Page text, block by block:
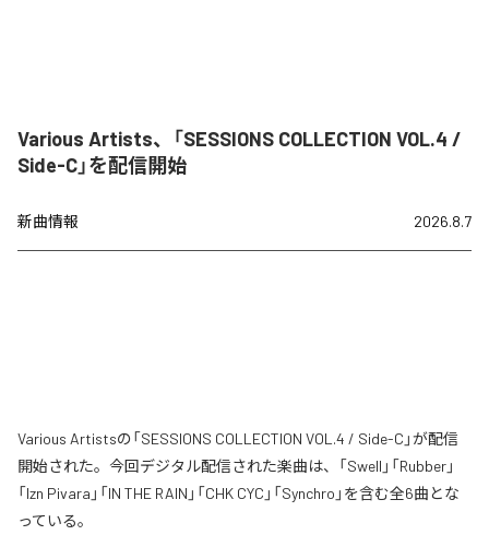
Various Artists、「SESSIONS COLLECTION VOL.4 /
Side-C」を配信開始
新曲情報 2026.8.7
Various Artistsの「SESSIONS COLLECTION VOL.4 / Side-C」が配信
開始された。今回デジタル配信された楽曲は、「Swell」「Rubber」
「Izn Pivara」「IN THE RAIN」「CHK CYC」「Synchro」を含む全6曲とな
っている。